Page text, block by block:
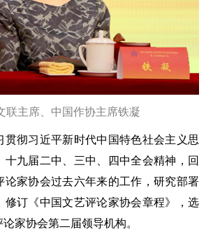
联主席、中国作协主席铁凝
彻习近平新时代中国特色社会主义思
十九届二中、三中、四中全会精神，回
论家协会过去六年来的工作，研究部署
修订《中国文艺评论家协会章程》，选
家协会第二届领导机构。